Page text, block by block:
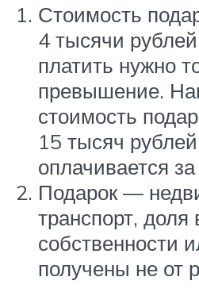
Стоимость
4 тысячи
платить нужно
превышение.
стоимость
15 тысяч
оплачивается
Подарок —
транспорт, доля
собственности
получены не от